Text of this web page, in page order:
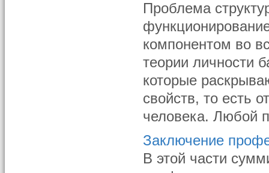
Проблема
компонентом во
теории личности
которые
свойств, то есть
человека. Любой
Заключение
В этой части